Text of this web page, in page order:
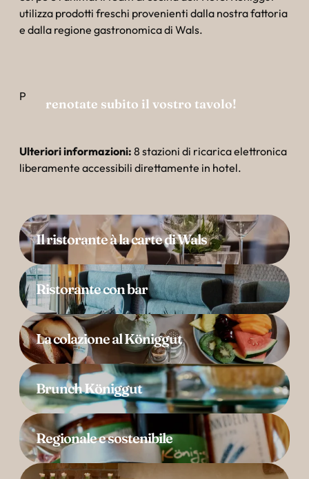
----
----
utilizza prodotti freschi provenienti dalla nostra fattoria
e dalla regione gastronomica di Wals.
P renotate subito il vostro tavolo!
Ulteriori informazioni: 8 stazioni di ricarica elettronica
liberamente accessibili direttamente in hotel.
Il ristorante à la carte di Wals
Ristorante con bar
La colazione al Königgut
Brunch Königgut
Regionale e sostenibile